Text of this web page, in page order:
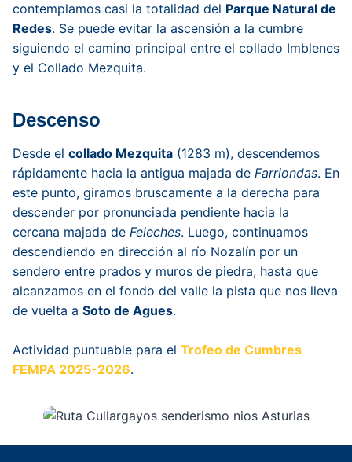
contemplamos casi la totalidad del Parque Natural de
Redes. Se puede evitar la ascensión a la cumbre
siguiendo el camino principal entre el collado Imblenes
y el Collado Mezquita.
Descenso
Desde el collado Mezquita (1283 m), descendemos
rápidamente hacia la antigua majada de Farriondas. En
este punto, giramos bruscamente a la derecha para
descender por pronunciada pendiente hacia la
cercana majada de Feleches. Luego, continuamos
descendiendo en dirección al río Nozalín por un
sendero entre prados y muros de piedra, hasta que
alcanzamos en el fondo del valle la pista que nos lleva
de vuelta a Soto de Agues.
Actividad puntuable para el Trofeo de Cumbres
FEMPA 2025-2026.